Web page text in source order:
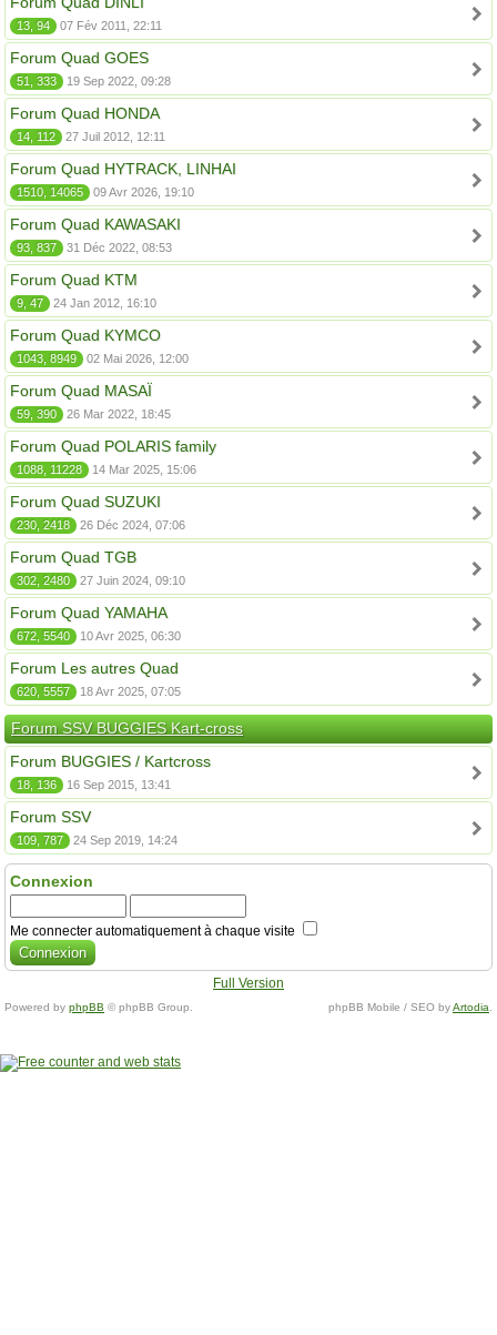
13, 94 07 Fév 2011, 22:11
Forum Quad GOES
51, 333 19 Sep 2022, 09:28
Forum Quad HONDA
14, 112 27 Juil 2012, 12:11
Forum Quad HYTRACK, LINHAI
1510, 14065 09 Avr 2026, 19:10
Forum Quad KAWASAKI
93, 837 31 Déc 2022, 08:53
Forum Quad KTM
9, 47 24 Jan 2012, 16:10
Forum Quad KYMCO
1043, 8949 02 Mai 2026, 12:00
Forum Quad MASAÏ
59, 390 26 Mar 2022, 18:45
Forum Quad POLARIS family
1088, 11228 14 Mar 2025, 15:06
Forum Quad SUZUKI
230, 2418 26 Déc 2024, 07:06
Forum Quad TGB
302, 2480 27 Juin 2024, 09:10
Forum Quad YAMAHA
672, 5540 10 Avr 2025, 06:30
Forum Les autres Quad
620, 5557 18 Avr 2025, 07:05
Forum SSV BUGGIES Kart-cross
Forum BUGGIES / Kartcross
18, 136 16 Sep 2015, 13:41
Forum SSV
109, 787 24 Sep 2019, 14:24
Connexion
Me connecter automatiquement à chaque visite
Full Version
Powered by phpBB © phpBB Group. phpBB Mobile / SEO byArtodia